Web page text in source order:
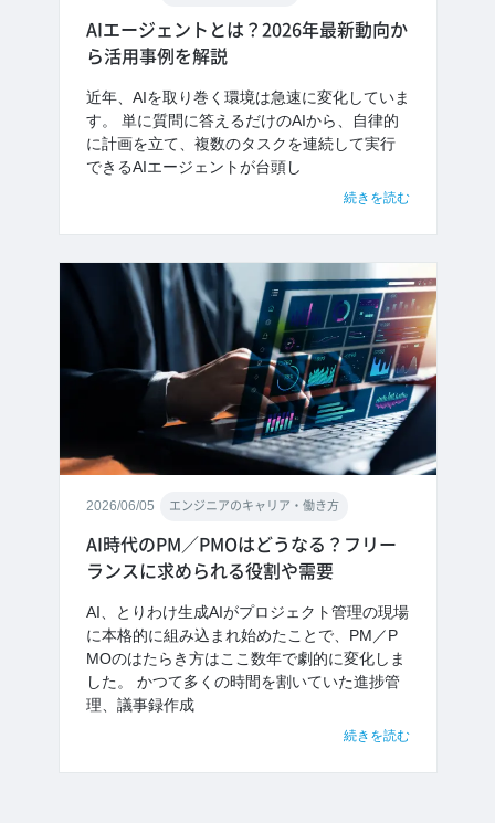
AIエージェントとは？2026年最新動向か
ら活用事例を解説
近年、AIを取り巻く環境は急速に変化していま
す。 単に質問に答えるだけのAIから、自律的
に計画を立て、複数のタスクを連続して実行
できるAIエージェントが台頭し
続きを読む
2026/06/05 エンジニアのキャリア・働き方
AI時代のPM／PMOはどうなる？フリー
ランスに求められる役割や需要
AI、とりわけ生成AIがプロジェクト管理の現場
に本格的に組み込まれ始めたことで、PM／P
MOのはたらき方はここ数年で劇的に変化しま
した。 かつて多くの時間を割いていた進捗管
理、議事録作成
続きを読む